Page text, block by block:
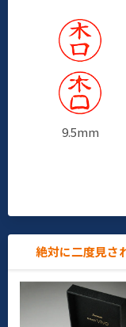
9.5mm
絶対に二度見さ